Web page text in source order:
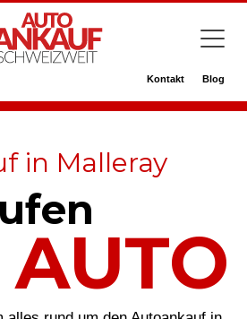
Kontakt Blog
in Malleray